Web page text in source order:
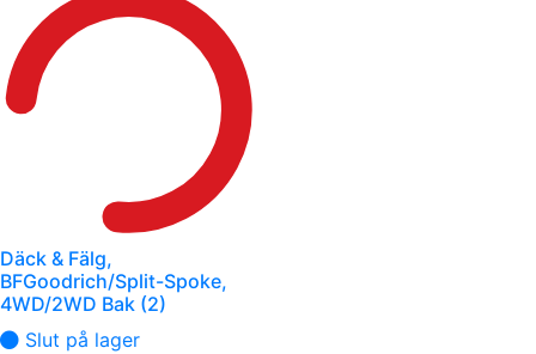
Däck & Fälg,
BFGoodrich/Split-Spoke,
4WD/2WD Bak (2)
Slut på lager